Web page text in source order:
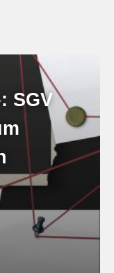
SGV